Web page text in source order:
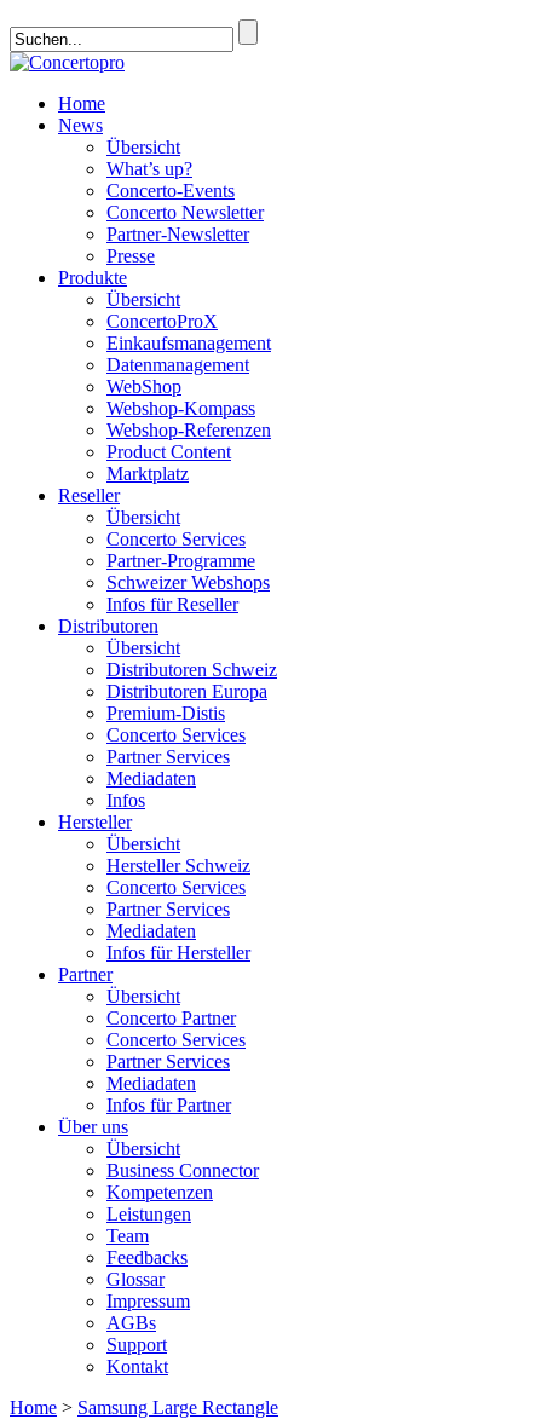
Home
News
Übersicht
What’s up?
Concerto-Events
Concerto Newsletter
Partner-Newsletter
Presse
Produkte
Übersicht
ConcertoProX
Einkaufsmanagement
Datenmanagement
WebShop
Webshop-Kompass
Webshop-Referenzen
Product Content
Marktplatz
Reseller
Übersicht
Concerto Services
Partner-Programme
Schweizer Webshops
Infos für Reseller
Distributoren
Übersicht
Distributoren Schweiz
Distributoren Europa
Premium-Distis
Concerto Services
Partner Services
Mediadaten
Infos
Hersteller
Übersicht
Hersteller Schweiz
Concerto Services
Partner Services
Mediadaten
Infos für Hersteller
Partner
Übersicht
Concerto Partner
Concerto Services
Partner Services
Mediadaten
Infos für Partner
Über uns
Übersicht
Business Connector
Kompetenzen
Leistungen
Team
Feedbacks
Glossar
Impressum
AGBs
Support
Kontakt
Home > Samsung Large Rectangle